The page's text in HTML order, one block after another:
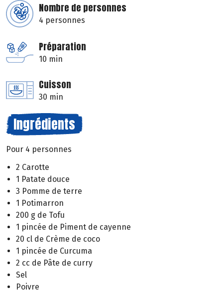
Nombre de personnes
4 personnes
Préparation
10 min
Cuisson
30 min
Ingrédients
Pour 4 personnes
2 Carotte
1 Patate douce
3 Pomme de terre
1 Potimarron
200 g de Tofu
1 pincée de Piment de cayenne
20 cl de Crème de coco
1 pincée de Curcuma
2 cc de Pâte de curry
Sel
Poivre